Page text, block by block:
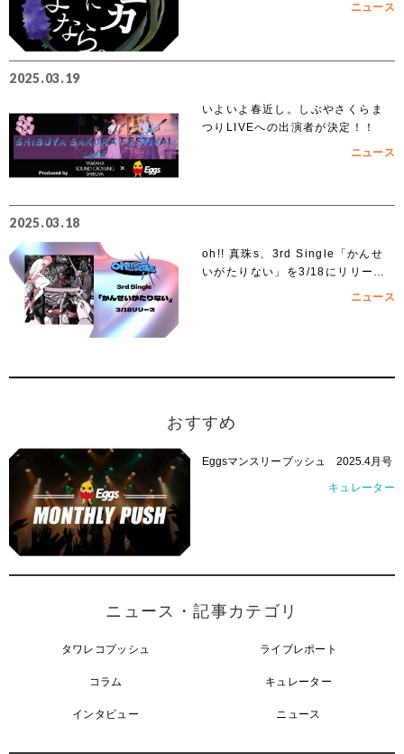
ニュース
2025.03.19
いよいよ春近し。しぶやさくらま
つりLIVEへの出演者が決定！！
ニュース
2025.03.18
oh!! 真珠s、3rd Single「かんせ
いがたりない」を3/18にリリー
ニュース
おすすめ
Eggsマンスリープッシュ 2025.4月号
キュレーター
ニュース・記事カテゴリ
タワレコプッシュ ライブレポート
コラム キュレーター
インタビュー ニュース